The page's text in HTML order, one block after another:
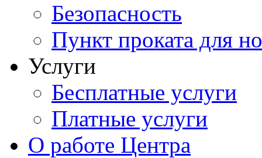
Безопасность
Пункт проката для
Услуги
Бесплатные услуги
Платные услуги
О работе Центра